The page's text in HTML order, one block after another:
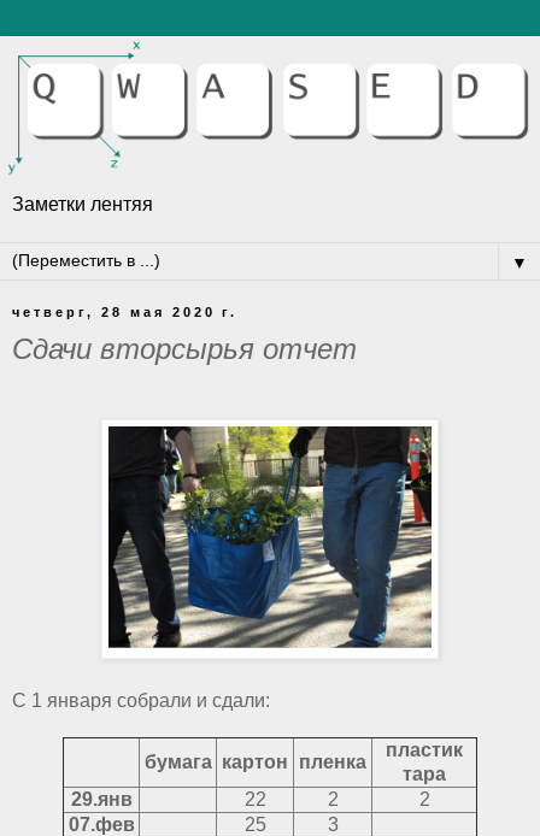
Заметки лентяя
▼
четверг, 28 мая 2020 г.
Сдачи вторсырья отчет
С 1 января собрали и сдали:
бумага картон пленка
пластик
тара
29.янв
22 2
2
07.фев
25
3